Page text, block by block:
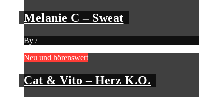
Melanie C – Sweat
By /
Neu und hörenswert
Cat & Vito – Herz K.O.